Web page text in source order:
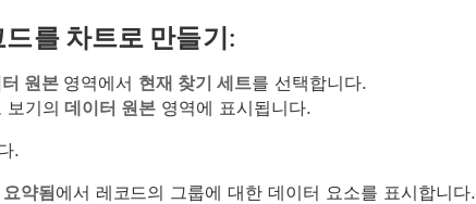
를 차트로 만들기:
원본영역에서 현재 찾기 세트를 선택합니다.
보기의데이터 원본 영역에 표시됩니다.
.
약됨에서 레코드의 그룹에 대한 데이터 요소를 표시합니다.